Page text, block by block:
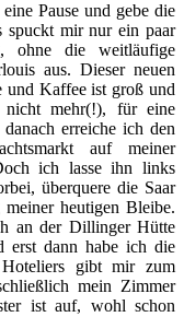
Pause und gebe die
spuckt mir nur ein paar
ohne die weitläufige
aus. Dieser neuen
und Kaffee ist groß und
mehr(!), für eine
erreiche ich den
auf meiner
ich lasse ihn links
überquere die Saar
heutigen Bleibe.
an der Dillinger Hütte
erst dann habe ich die
gibt mir zum
mein Zimmer
ist auf, wohl schon